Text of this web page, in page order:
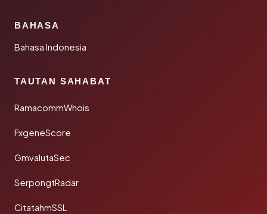
BAHASA
Bahasa Indonesia
TAUTAN SAHABAT
RamacommWhois
FxgeneScore
GmvalutaSec
SerpongtRadar
CitatahmSSL